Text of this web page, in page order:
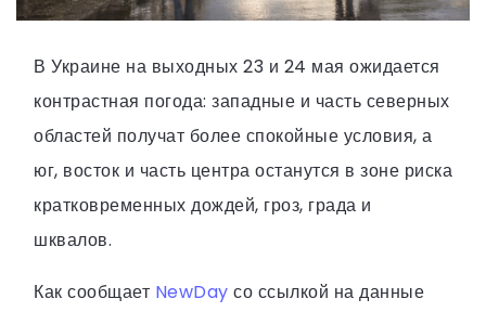
В Украине на выходных 23 и 24 мая ожидается
контрастная погода: западные и часть северных
областей получат более спокойные условия, а
юг, восток и часть центра останутся в зоне риска
кратковременных дождей, гроз, града и
шквалов.
Как сообщает NewDay со ссылкой на данные